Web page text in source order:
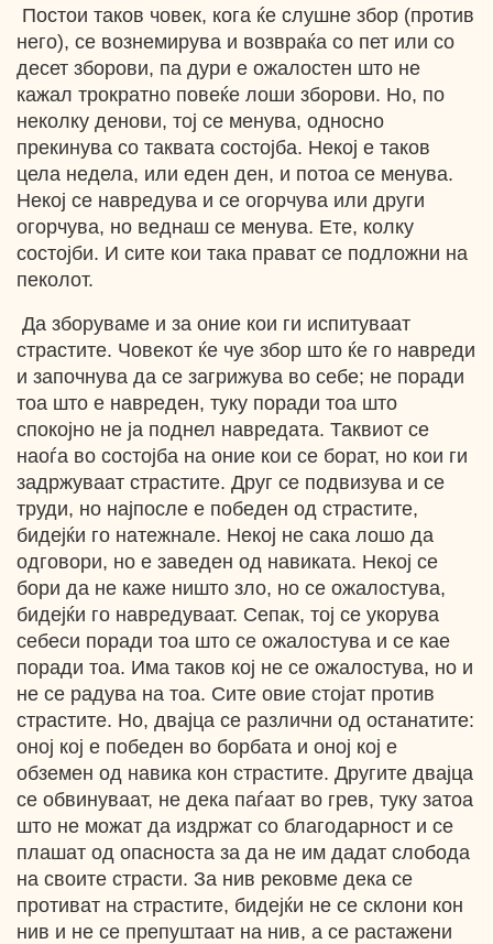
Постои таков човек, кога ќе слушне збор (против
него), се вознемирува и возвраќа со пет или со
десет зборови, па дури е ожалостен што не
кажал трократно повеќе лоши зборови. Но, по
неколку денови, тој се менува, односно
прекинува со таквата состојба. Некој е таков
цела недела, или еден ден, и потоа се менува.
Некој се навредува и се огорчува или други
огорчува, но веднаш се менува. Ете, колку
состојби. И сите кои така прават се подложни на
пеколот.
Да зборуваме и за оние кои ги испитуваат
страстите. Човекот ќе чуе збор што ќе го навреди
и започнува да се загрижува во себе; не поради
тоа што е навреден, туку поради тоа што
спокојно не ја поднел навредата. Таквиот се
наоѓа во состојба на оние кои се борат, но кои ги
задржуваат страстите. Друг се подвизува и се
труди, но најпосле е победен од страстите,
бидејќи го натежнале. Некој не сака лошо да
одговори, но е заведен од навиката. Некој се
бори да не каже ништо зло, но се ожалостува,
бидејќи го навредуваат. Сепак, тој се укорува
себеси поради тоа што се ожалостува и се кае
поради тоа. Има таков кој не се ожалостува, но и
не се радува на тоа. Сите овие стојат против
страстите. Но, двајца се различни од останатите:
оној кој е победен во борбата и оној кој е
обземен од навика кон страстите. Другите двајца
се обвинуваат, не дека паѓаат во грев, туку затоа
што не можат да издржат со благодарност и се
плашат од опасноста за да не им дадат слобода
на своите страсти. За нив рековме дека се
противат на страстите, бидејќи не се склони кон
нив и не се препуштаат на нив, а се растажени